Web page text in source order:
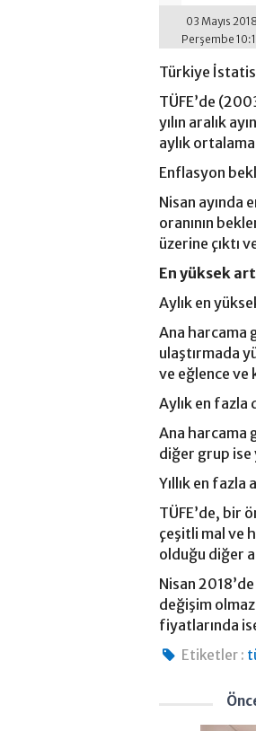
03 Mayıs 2018
Perşembe
Türkiye
TÜFE’de
yılın aralık
aylık
Enflasyon
Nisan ayında
oranının
üzerine çıktı
En yüksek
Aylık en
Ana harcama
ulaştırmada
ve eğlence ve
Aylık en fazla
Ana harcama
diğer grup
Yıllık en
TÜFE’de, bir
çeşitli mal ve
olduğu diğer
Nisan
değişim
fiyatlarında
Etiketler :